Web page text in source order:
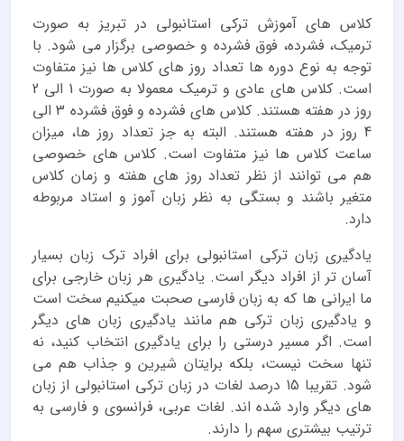
کلاس های آموزش ترکی استانبولی در تبریز به صورت
ترمیک، فشرده، فوق فشرده و خصوصی برگزار می شود. با
توجه به نوع دوره ها تعداد روز های کلاس ها نیز متفاوت
است. کلاس های عادی و ترمیک معمولا به صورت 1 الی 2
روز در هفته هستند. کلاس های فشرده و فوق فشرده 3 الی
4 روز در هفته هستند. البته به جز تعداد روز ها، میزان
ساعت کلاس ها نیز متفاوت است. کلاس های خصوصی
هم می توانند از نظر تعداد روز های هفته و زمان کلاس
متغیر باشند و بستگی به نظر زبان آموز و استاد مربوطه
دارد.
یادگیری زبان ترکی استانبولی برای افراد ترک زبان بسیار
آسان تر از افراد دیگر است. یادگیری هر زبان خارجی برای
ما ایرانی ها که به زبان فارسی صحبت میکنیم سخت است
و یادگیری زبان ترکی هم مانند یادگیری زبان های دیگر
است. اگر مسیر درستی را برای یادگیری انتخاب کنید، نه
تنها سخت نیست، بلکه برایتان شیرین و جذاب هم می
شود. تقریبا 15 درصد لغات در زبان ترکی استانبولی از زبان
های دیگر وارد شده اند. لغات عربی، فرانسوی و فارسی به
ترتیب بیشتری سهم را دارند.